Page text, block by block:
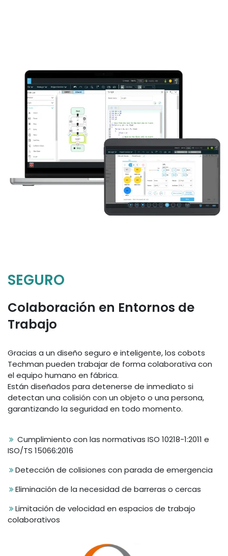
SEGURO
Colaboración en Entornos de
Trabajo
Gracias a un diseño seguro e inteligente, los cobots
Techman pueden trabajar de forma colaborativa con
el equipo humano en fábrica.
Están diseñados para detenerse de inmediato si
detectan una colisión con un objeto o una persona,
garantizando la seguridad en todo momento.
Cumplimiento con las normativas ISO 10218-1:2011 e
ISO/TS 15066:2016
Detección de colisiones con parada de emergencia
Eliminación de la necesidad de barreras o cercas
Limitación de velocidad en espacios de trabajo
colaborativos